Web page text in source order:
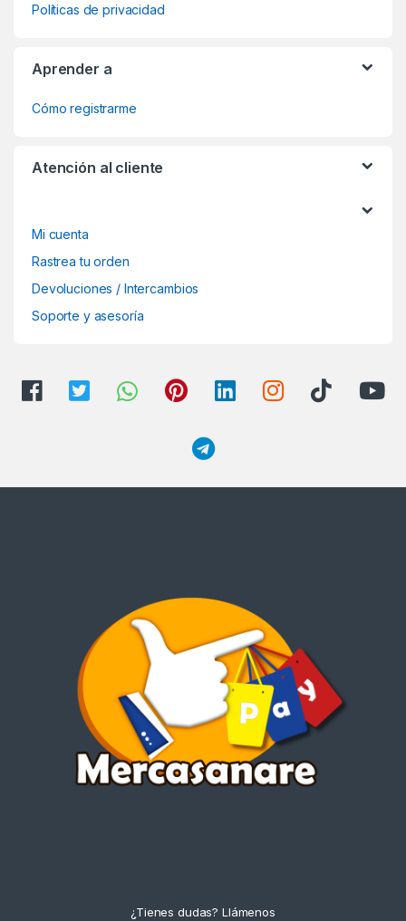
Políticas de privacidad
Aprender a
Cómo registrarme
Atención al cliente
Mi cuenta
Rastrea tu orden
Devoluciones / Intercambios
Soporte y asesoría
¿Tienes dudas? Llámenos